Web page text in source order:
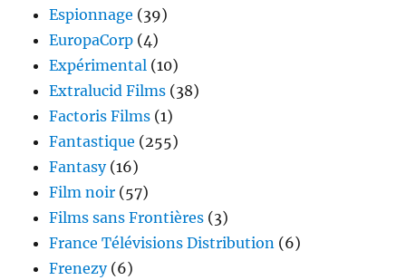
Espionnage (39)
EuropaCorp (4)
Expérimental (10)
Extralucid Films (38)
Factoris Films (1)
Fantastique (255)
Fantasy(16)
Film noir (57)
Films sans Frontières (3)
France Télévisions Distribution (6)
Frenezy(6)